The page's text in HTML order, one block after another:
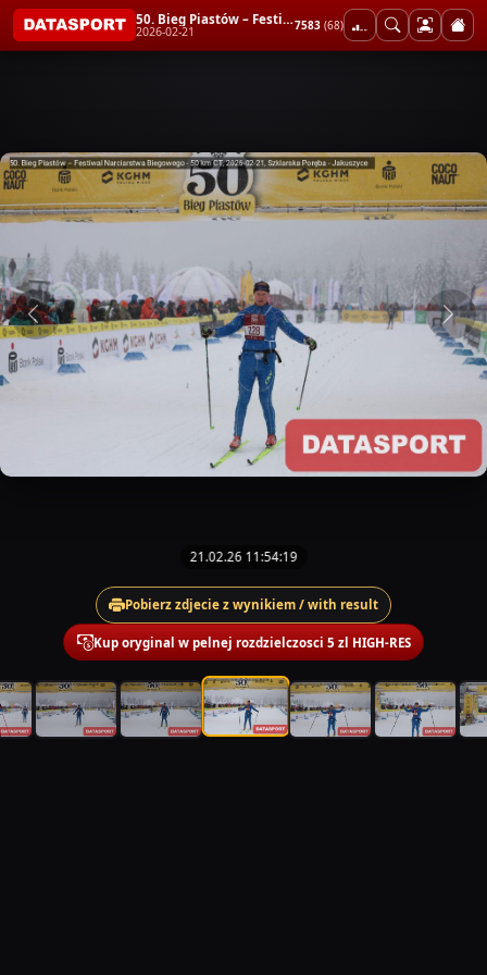
50. Bieg Piastów – Festiwal Narciarstwa Biegowego - 50 km CT
2026-02-21 7583 (68)
21.02.26 11:54:19
Pobierz zdjecie z wynikiem / with result
Kup oryginal w pelnej rozdzielczosci 5 zl HIGH-RES